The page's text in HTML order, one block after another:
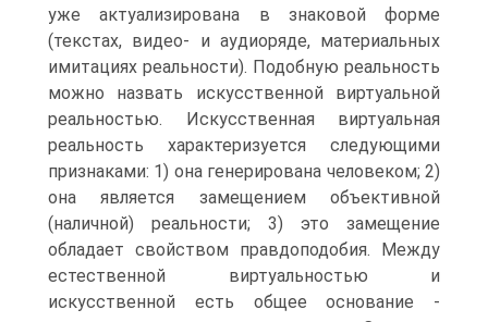
уже актуализирована в знаковой форме
(текстах, видео- и аудиоряде, материальных
имитациях реальности). Подобную реальность
можно назвать искусственной виртуальной
реальностью. Искусственная виртуальная
реаль­ность характеризуется следующими
признаками: 1) она генерирована человеком; 2)
она яв­ляется замещением объективной
(наличной) реальности; 3) это замещение
обладает свой­ством правдоподобия. Между
естественной виртуальностью и
искусственной есть общее основание -